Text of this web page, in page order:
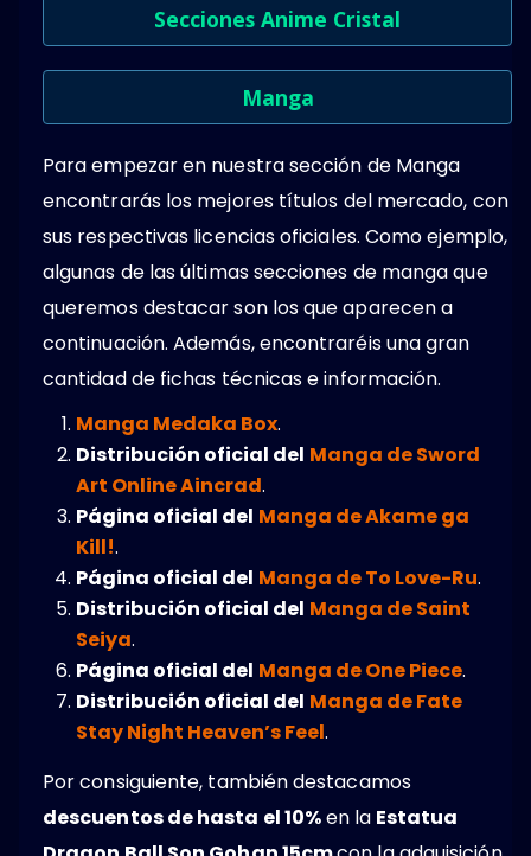
Secciones Anime Cristal
Manga
Para empezar en nuestra sección de Manga
encontrarás los mejores títulos del mercado, con
sus respectivas licencias oficiales. Como ejemplo,
algunas de las últimas secciones de manga que
queremos destacar son los que aparecen a
continuación. Además, encontraréis una gran
cantidad de fichas técnicas e información.
Manga Medaka Box.
Distribución oficial del Manga de Sword
Art Online Aincrad.
Página oficial del Manga de Akame ga
Kill!.
Página oficial del Manga de To Love-Ru.
Distribución oficial del Manga de Saint
Seiya.
Página oficial del Manga de One Piece.
Distribución oficial del Manga de Fate
Stay Night Heaven’s Feel.
Por consiguiente, también destacamos
descuentos de hasta el 10%en la Estatua